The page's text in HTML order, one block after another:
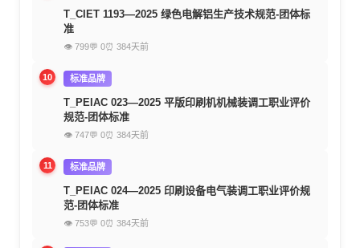
T_CIET 1193—2025 绿色电解铝生产技术规范-团体标
准
👁 799💬 0⏰ 384天前
10 标准品牌
T_PEIAC 023—2025 平版印刷机机械装调工职业评价
规范-团体标准
👁 747💬 0⏰ 384天前
11 标准品牌
T_PEIAC 024—2025 印刷设备电气装调工职业评价规
范-团体标准
👁 753💬 0⏰ 384天前